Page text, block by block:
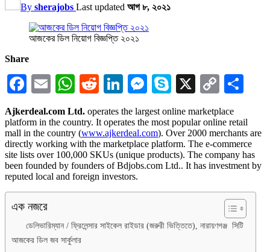
By sherajobs Last updated আগ ৮, ২০২১
আজকের ডিল নিয়োগ বিজ্ঞপ্তি ২০২১
Share
Facebook
EmailWhatsApp
RedditLinkedIn
Messenger
Skype
X
Copy
Link
Ajkerdeal.com Ltd. operates the largest online marketplace
platform in the country. It operates the most popular online retail
mall in the country (www.ajkerdeal.com). Over 2000 merchants are
directly working with the marketplace platform. The e-commerce
site lists over 100,000 SKUs (unique products). The company has
been founded by founders of Bdjobs.com Ltd.. It has investment by
reputed local and foreign investors.
এক নজরে
ডেলিভারিম্যান / ফ্রিলেন্সার সাইকেল রাইডার (জরুরী ভিত্তিতে), নারায়ণগঞ্জ সিটি
আজকের ডিল জব সার্কুলার